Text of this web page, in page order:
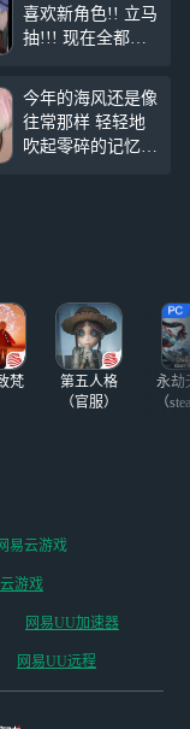
喜欢新角色!! 立马
抽!!! 现在全都到
了! 开森~太好看
了很喜欢这个立绘
顺带一提~我0氪
天天抽免单# #以
今年的海风还是像
往常那样 轻轻地
吹起零碎的记忆
再没有了那双会温
柔注视我的眼睛
她应该是一只悄悄
化形的蝴蝶
梵
第五人格
（官服）
永劫
（
易云游戏
游戏
网易UU加速器
网易UU远程